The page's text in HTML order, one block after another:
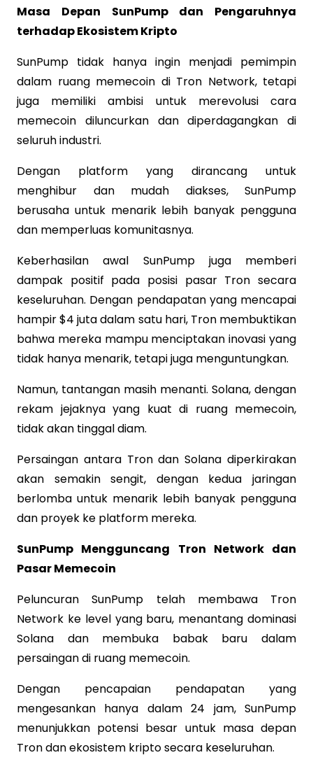
Masa Depan SunPump dan Pengaruhnya
terhadap Ekosistem Kripto
SunPump tidak hanya ingin menjadi pemimpin
dalam ruang memecoin di Tron Network, tetapi
juga memiliki ambisi untuk merevolusi cara
memecoin diluncurkan dan diperdagangkan di
seluruh industri.
Dengan platform yang dirancang untuk
menghibur dan mudah diakses, SunPump
berusaha untuk menarik lebih banyak pengguna
dan memperluas komunitasnya.
Keberhasilan awal SunPump juga memberi
dampak positif pada posisi pasar Tron secara
keseluruhan. Dengan pendapatan yang mencapai
hampir $4 juta dalam satu hari, Tron membuktikan
bahwa mereka mampu menciptakan inovasi yang
tidak hanya menarik, tetapi juga menguntungkan.
Namun, tantangan masih menanti. Solana, dengan
rekam jejaknya yang kuat di ruang memecoin,
tidak akan tinggal diam.
Persaingan antara Tron dan Solana diperkirakan
akan semakin sengit, dengan kedua jaringan
berlomba untuk menarik lebih banyak pengguna
dan proyek ke platform mereka.
SunPump Mengguncang Tron Network dan
Pasar Memecoin
Peluncuran SunPump telah membawa Tron
Network ke level yang baru, menantang dominasi
Solana dan membuka babak baru dalam
persaingan di ruang memecoin.
Dengan pencapaian pendapatan yang
mengesankan hanya dalam 24 jam, SunPump
menunjukkan potensi besar untuk masa depan
Tron dan ekosistem kripto secara keseluruhan.